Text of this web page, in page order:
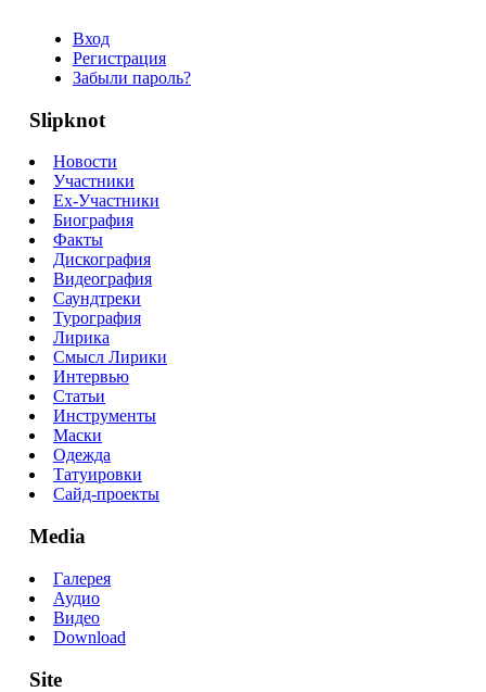
Вход
Регистрация
Забыли пароль?
Slipknot
Новости
Участники
Ex-Участники
Биография
Факты
Дискография
Видеография
Саундтреки
Турография
Лирика
Смысл Лирики
Интервью
Статьи
Инструменты
Маски
Одежда
Татуировки
Сайд-проекты
Media
Галерея
Аудио
Видео
Download
Site